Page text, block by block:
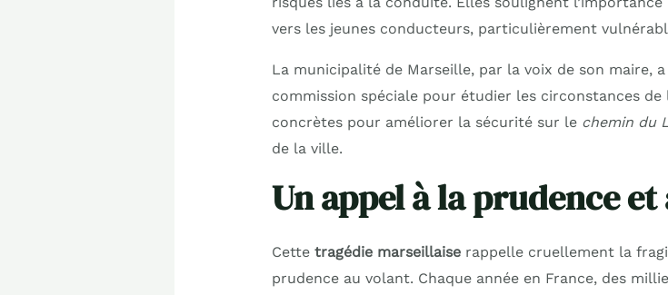
vers les jeunes conducteurs, particulièrement
La municipalité de Marseille, par la voix de son maire,
commission spéciale pour étudier les circonstances de
concrètes pour améliorer la sécurité sur le chemin du
de la ville.
Un appel à la prudence
Cette tragédie marseillaiserappelle cruellement la
prudence au volant. Chaque année en France, des